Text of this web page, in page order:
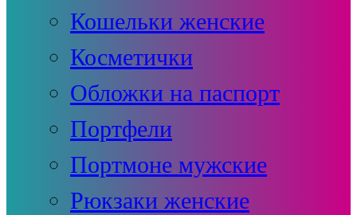
Кошельки женские
Косметички
Обложки на паспорт
Портфели
Портмоне мужские
Рюкзаки женские